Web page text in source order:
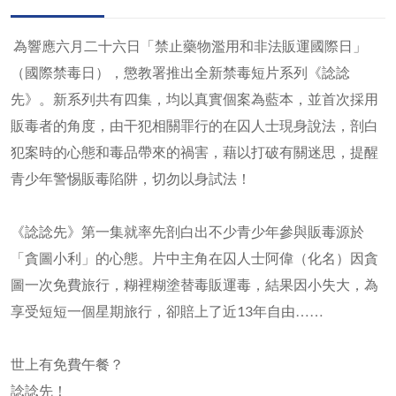
為響應六月二十六日「禁止藥物濫用和非法販運國際日」
（國際禁毒日），懲教署推出全新禁毒短片系列《諗諗
先》。新系列共有四集，均以真實個案為藍本，並首次採用
販毒者的角度，由干犯相關罪行的在囚人士現身說法，剖白
犯案時的心態和毒品帶來的禍害，藉以打破有關迷思，提醒
青少年警惕販毒陷阱，切勿以身試法！
《諗諗先》第一集就率先剖白出不少青少年參與販毒源於
「貪圖小利」的心態。片中主角在囚人士阿偉（化名）因貪
圖一次免費旅行，糊裡糊塗替毒販運毒，結果因小失大，為
享受短短一個星期旅行，卻賠上了近13年自由……
世上有免費午餐？
諗諗先！